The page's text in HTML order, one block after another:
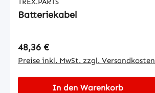
TREX.PARTS
Batteriekabel
Regulärer Preis:
48,36 €
Preise inkl. MwSt. zzgl. Versandkosten
In den Warenkorb